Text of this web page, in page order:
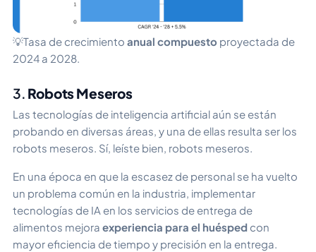
💡Tasa de crecimiento anual compuesto proyectada de
2024 a 2028.
3. Robots Meseros
Las tecnologías de inteligencia artificial aún se están
probando en diversas áreas, y una de ellas resulta ser los
robots meseros. Sí, leíste bien, robots meseros.
En una época en que la escasez de personal se ha vuelto
un problema común en la industria, implementar
tecnologías de IA en los servicios de entrega de
alimentos mejora experiencia para el huésped con
mayor eficiencia de tiempo y precisión en la entrega.